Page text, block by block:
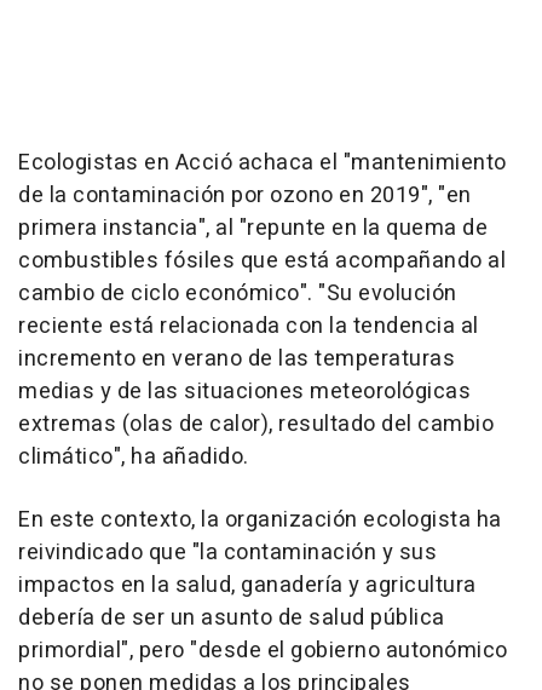
Ecologistas en Acció achaca el "mantenimiento
de la contaminación por ozono en 2019", "en
primera instancia", al "repunte en la quema de
combustibles fósiles que está acompañando al
cambio de ciclo económico". "Su evolución
reciente está relacionada con la tendencia al
incremento en verano de las temperaturas
medias y de las situaciones meteorológicas
extremas (olas de calor), resultado del cambio
climático", ha añadido.
En este contexto, la organización ecologista ha
reivindicado que "la contaminación y sus
impactos en la salud, ganadería y agricultura
debería de ser un asunto de salud pública
primordial", pero "desde el gobierno autonómico
no se ponen medidas a los principales